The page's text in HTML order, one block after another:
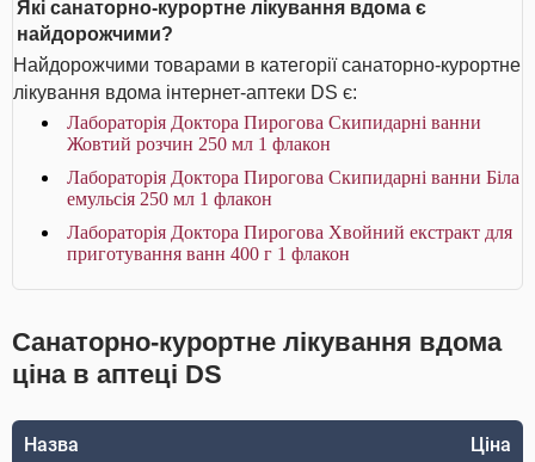
Які санаторно-курортне лікування вдома є
найдорожчими?
Найдорожчими товарами в категорії санаторно-курортне
лікування вдома інтернет-аптеки DS є:
Лабораторія Доктора Пирогова Скипидарні ванни
Жовтий розчин 250 мл 1 флакон
Лабораторія Доктора Пирогова Скипидарні ванни Біла
емульсія 250 мл 1 флакон
Лабораторія Доктора Пирогова Хвойний екстракт для
приготування ванн 400 г 1 флакон
Санаторно-курортне лікування вдома
ціна в аптеці DS
Назва Ціна